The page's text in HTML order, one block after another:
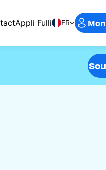
Appli Fulli FR